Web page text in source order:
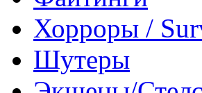
Хорроры /
Шутеры